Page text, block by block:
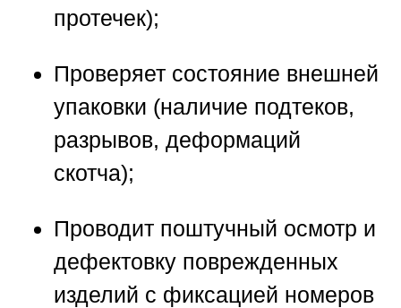
протечек);
Проверяет состояние внешней
упаковки (наличие подтеков,
разрывов, деформаций
скотча);
Проводит поштучный осмотр и
дефектовку поврежденных
изделий с фиксацией номеров